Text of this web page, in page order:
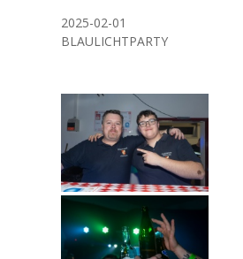
2025-02-01
BLAULICHTPARTY